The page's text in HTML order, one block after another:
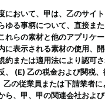
において、甲は、乙のサイ
ゆる事柄について、直接ま
れらの素材と他のアプリ
に表示される素材の使用、
約または適用法により認可
、 (E) 乙の税金および関税
の従業員または下請業者
ら、甲、甲の関連会社およ